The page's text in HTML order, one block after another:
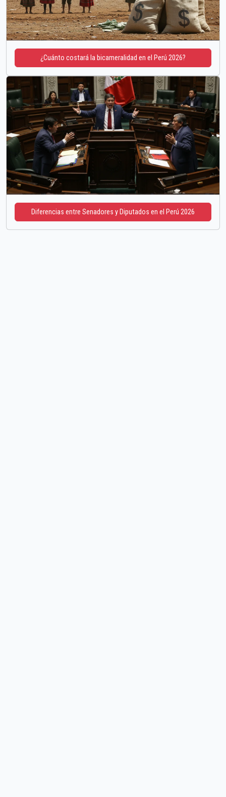
¿Cuánto costará la bicameralidad en el Perú 2026?
Diferencias entre Senadores y Diputados en el Perú 2026